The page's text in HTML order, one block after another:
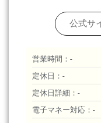
公式サ
営業時間：-
定休日：-
定休日詳細：-
電子マネー対応：-